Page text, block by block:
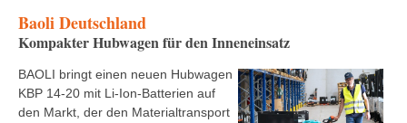
Baoli Deutschland
Kompakter Hubwagen für den Inneneinsatz
BAOLI bringt einen neuen Hubwagen
KBP 14-20 mit Li-Ion-Batterien auf
den Markt, der den Materialtransport